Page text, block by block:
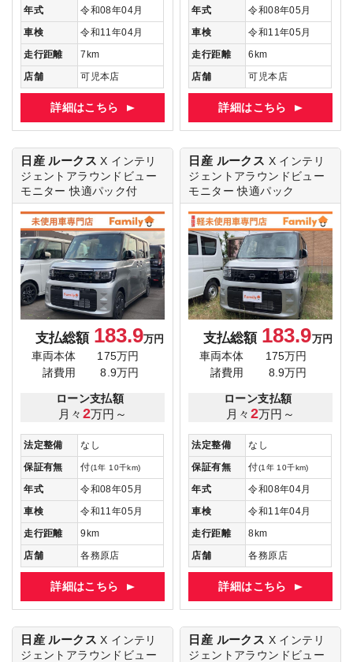
年式
令和08年04月
車検
令和11年04月
走行距離
7km
店舗
可児本店
詳細はこちら
年式
令和08年05月
車検
令和11年05月
走行距離
6km
店舗
可児本店
詳細はこちら
日産 ルークスX インテリ
ジェントアラウンドビュー
モニター 快適パック付
支払総額 183.9万円
車両本体
175万円
諸費用
8.9万円
ローン支払額
月々 2万円～
法定整備
なし
保証有無
付(1年 10千km)
年式
令和08年05月
車検
令和11年05月
走行距離
9km
店舗
各務原店
詳細はこちら
日産 ルークス X インテリ
ジェントアラウンドビュー
モニター 快適パック
支払総額 183.9万円
車両本体
175万円
諸費用
8.9万円
ローン支払額
月々 2万円～
法定整備
なし
保証有無
付(1年 10千km)
年式
令和08年04月
車検
令和11年04月
走行距離
8km
店舗
各務原店
詳細はこちら
日産 ルークスX インテリ
ジェントアラウンドビュー
日産 ルークス X インテリ
ジェントアラウンドビュー